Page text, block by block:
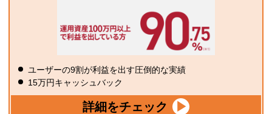
ユーザーの9割が利益を出す圧倒的な実績
15万円キャッシュバック
詳細をチェック